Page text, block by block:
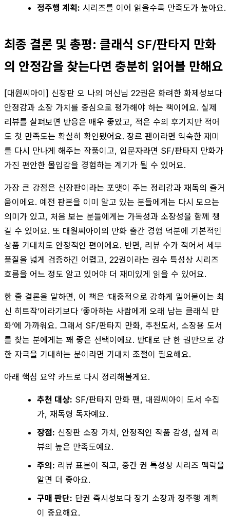
정주행 계획: 시리즈를 이어 읽을수록 만족도가 높아요.
최종 결론 및 총평: 클래식 SF/판타지 만화
의 안정감을 찾는다면 충분히 읽어볼 만해요
[대원씨아이] 신장판 오 나의 여신님 22권은 화려한 화제성보다
안정감과 소장 가치를 중심으로 평가해야 하는 책이에요. 실제
리뷰를 살펴보면 반응은 매우 좋았고, 적은 수의 후기지만 적어
도 첫 만족도는 확실히 확인됐어요. 장르 팬이라면 익숙한 재미
를 다시 만나게 해주는 작품이고, 입문자라면 SF/판타지 만화가
가진 편안한 몰입감을 경험하는 계기가 될 수 있어요.
가장 큰 강점은 신장판이라는 포맷이 주는 정리감과 재독의 즐거
움이에요. 예전 판본을 이미 알고 있는 분들에게는 다시 모으는
의미가 있고, 처음 보는 분들에게는 가독성과 소장성을 함께 챙
길 수 있어요. 또 대원씨아이의 만화 출간 경험 덕분에 기본적인
상품 기대치도 안정적인 편이에요. 반면, 리뷰 수가 적어서 세부
품질을 넓게 검증하긴 어렵고, 22권이라는 권수 특성상 시리즈
흐름을 어느 정도 알고 있어야 더 재미있게 읽을 수 있어요.
한 줄 결론을 말하면, 이 책은 ‘대중적으로 강하게 밀어붙이는 최
신 히트작’이라기보다 ‘좋아하는 사람에게 오래 남는 클래식 만
화’에 가까워요. 그래서 SF/판타지 만화, 추천도서, 소장용 도서
를 찾는 분에게는 꽤 좋은 선택이에요. 반대로 단 한 권만으로 강
한 자극을 기대하는 분이라면 기대치 조절이 필요해요.
아래 핵심 요약 카드로 다시 정리해볼게요.
추천 대상: SF/판타지 만화 팬, 대원씨아이 도서 수집
가, 재독형 독자예요.
장점: 신장판 소장 가치, 안정적인 작품 감성, 실제 리
뷰의 높은 만족도예요.
주의: 리뷰 표본이 적고, 중간 권 특성상 시리즈 맥락을
알면 더 좋아요.
구매 판단: 단권 즉시성보다 장기 소장과 정주행 계획
이 중요해요.